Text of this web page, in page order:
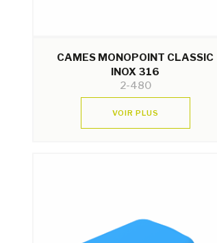
CAMES MONOPOINT CLASSIC
INOX 316
2-480
VOIR PLUS